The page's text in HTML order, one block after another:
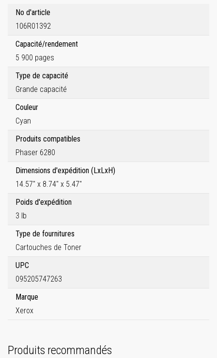
No d'article
106R01392
Capacité/rendement
5 900 pages
Type de capacité
Grande capacité
Couleur
Cyan
Produits compatibles
Phaser 6280
Dimensions d'expédition (LxLxH)
14.57" x 8.74" x 5.47"
Poids d'expédition
3 lb
Type de fournitures
Cartouches de Toner
UPC
095205747263
Marque
Xerox
Produits recommandés